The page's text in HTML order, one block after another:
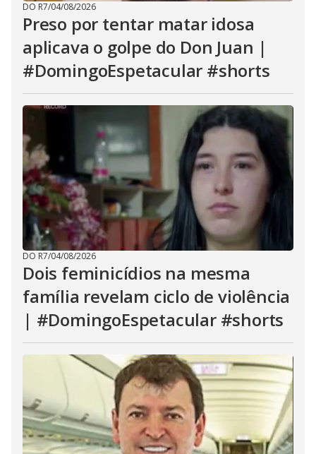
DO R7/04/08/2026
Preso por tentar matar idosa
aplicava o golpe do Don Juan |
#DomingoEspetacular #shorts
DO R7/04/08/2026
Dois feminicídios na mesma
família revelam ciclo de violência
| #DomingoEspetacular #shorts